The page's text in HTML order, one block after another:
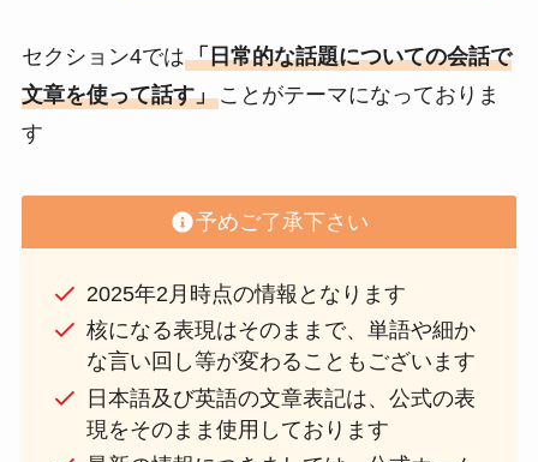
セクション4では「日常的な話題についての会話で
文章を使って話す」ことがテーマになっておりま
す
予めご了承下さい
2025年2月時点の情報となります
核になる表現はそのままで、単語や細か
な言い回し等が変わることもございます
日本語及び英語の文章表記は、公式の表
現をそのまま使用しております